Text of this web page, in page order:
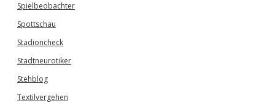
Spielbeobachter
Spottschau
Stadioncheck
Stadtneurotiker
Stehblog
Textilvergehen